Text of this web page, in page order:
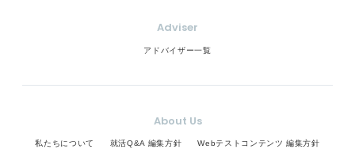
Adviser
アドバイザー一覧
About Us
私たちについて 就活Q&A 編集方針 Webテストコンテンツ 編集方針